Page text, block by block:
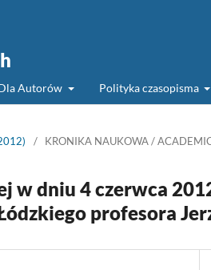
Autorów Polityka czasopisma
/ KRONIKA NAUKOWA /
w dniu 4 czerwca
profesora